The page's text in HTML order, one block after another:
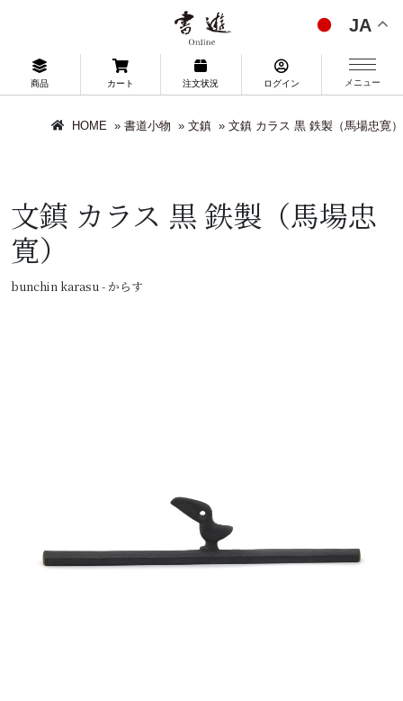
JA
商品 カート 注文状況 ログイン メニュー
HOME » 書道小物 » 文鎮 » 文鎮 カラス 黒 鉄製（馬場忠寛）
文鎮 カラス 黒 鉄製（馬場忠
寛）
bunchin karasu - からす